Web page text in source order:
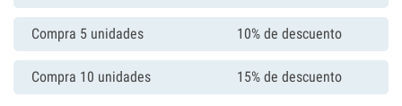
Compra 5 unidades 10% de descuento
Compra 10 unidades 15% de descuento